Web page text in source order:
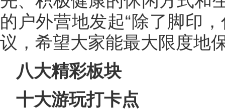
的户外营地发起“除了脚印
议，希望大家能最大限度地
八大精彩板块
十大游玩打卡点